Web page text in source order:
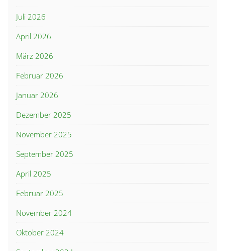
Juli 2026
April 2026
März 2026
Februar 2026
Januar 2026
Dezember 2025
November 2025
September 2025
April 2025
Februar 2025
November 2024
Oktober 2024